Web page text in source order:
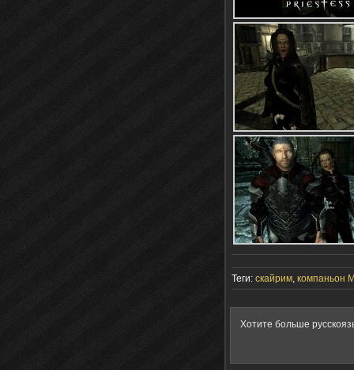
Теги: скайрим, компаньон
Хотите больше